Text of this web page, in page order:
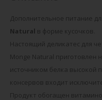
Дополнительное питание
Natural в форме кусочков.
Настоящий деликатес для
Monge Natural приготовлен
источником белка высокой
консервов входит
Продукт обогащен